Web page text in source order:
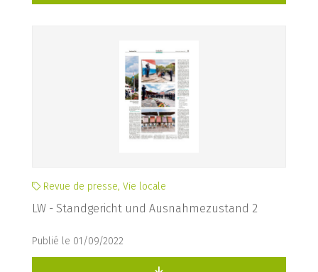
Revue de presse, Vie locale
LW - Standgericht und Ausnahmezustand 2
Publié le 01/09/2022